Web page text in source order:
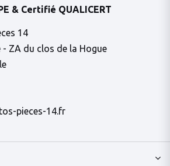
& Certifié QUALICERT
14
- ZA du clos de la Hogue
pieces-14.fr